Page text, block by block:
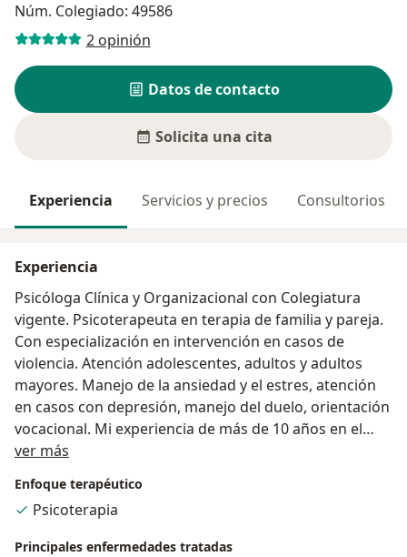
Núm. Colegiado: 49586
2 opinión
Datos de contacto
Solicita una cita
Experiencia Servicios y precios Consultorios
Experiencia
Psicóloga Clínica y Organizacional con Colegiatura
vigente. Psicoterapeuta en terapia de familia y pareja.
Con especialización en intervención en casos de
violencia. Atención adolescentes, adultos y adultos
mayores. Manejo de la ansiedad y el estres, atención
en casos con depresión, manejo del duelo, orientación
vocacional. Mi experiencia de más de 10 años en el
área de RRHH me permite ofrecer evaluaciones
psicolaborales para empresas así como talleres de
habilidades blandas. Además ofrezco asesoría en
preparación del Curriculum Vitae y hacer frente a
entrevistas laborales con exito.
ver más
Enfoque terapéutico
Psicoterapia
Principales enfermedades tratadas